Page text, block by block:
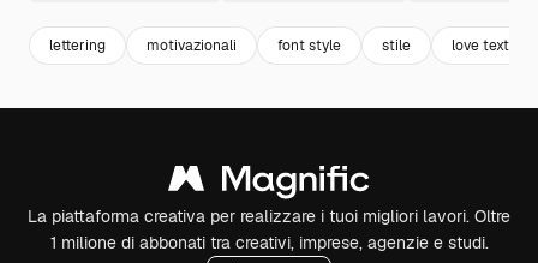
lettering motivazionali font style stile love text
La piattaforma creativa per realizzare i tuoi migliori lavori. Oltre
1 milione di abbonati tra creativi, imprese, agenzie e studi.